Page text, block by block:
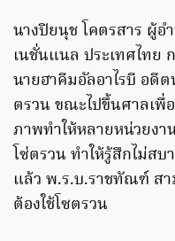
นางปิยนุช โคตรสาร ผู้อ
เนชั่นแนล ประเทศไท
นายฮาคีมอัลอาไรบี อดี
ตรวน ขณะไปขึ้นศาลเพื่
ภาพทำให้หลายหน่วยงา
โซ่ตรวน ทำให้รู้สึกไม่ส
แล้ว พ.ร.บ.ราชทัณฑ์ สา
ต้องใช้โซตรวน